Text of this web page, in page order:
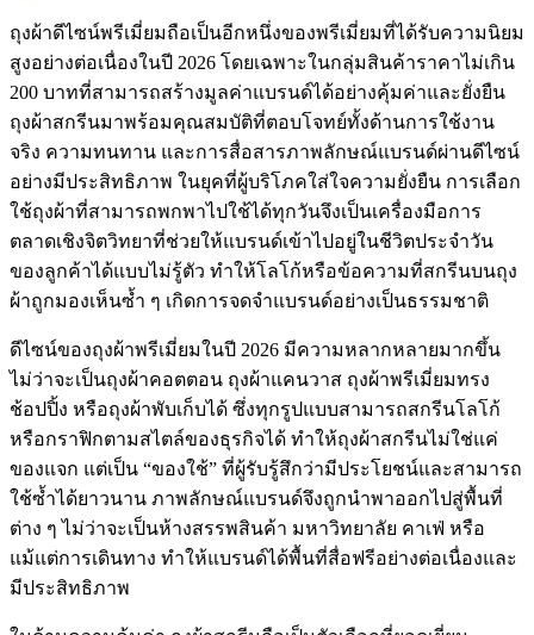
ถุงผ้าดีไซน์พรีเมี่ยมถือเป็นอีกหนึ่งของพรีเมี่ยมที่ได้รับความนิยม
สูงอย่างต่อเนื่องในปี 2026 โดยเฉพาะในกลุ่มสินค้าราคาไม่เกิน
200 บาทที่สามารถสร้างมูลค่าแบรนด์ได้อย่างคุ้มค่าและยั่งยืน
ถุงผ้าสกรีนมาพร้อมคุณสมบัติที่ตอบโจทย์ทั้งด้านการใช้งาน
จริง ความทนทาน และการสื่อสารภาพลักษณ์แบรนด์ผ่านดีไซน์
อย่างมีประสิทธิภาพ ในยุคที่ผู้บริโภคใส่ใจความยั่งยืน การเลือก
ใช้ถุงผ้าที่สามารถพกพาไปใช้ได้ทุกวันจึงเป็นเครื่องมือการ
ตลาดเชิงจิตวิทยาที่ช่วยให้แบรนด์เข้าไปอยู่ในชีวิตประจำวัน
ของลูกค้าได้แบบไม่รู้ตัว ทำให้โลโก้หรือข้อความที่สกรีนบนถุง
ผ้าถูกมองเห็นซ้ำ ๆ เกิดการจดจำแบรนด์อย่างเป็นธรรมชาติ
ดีไซน์ของถุงผ้าพรีเมี่ยมในปี 2026 มีความหลากหลายมากขึ้น
ไม่ว่าจะเป็นถุงผ้าคอตตอน ถุงผ้าแคนวาส ถุงผ้าพรีเมี่ยมทรง
ช้อปปิ้ง หรือถุงผ้าพับเก็บได้ ซึ่งทุกรูปแบบสามารถสกรีนโลโก้
หรือกราฟิกตามสไตล์ของธุรกิจได้ ทำให้ถุงผ้าสกรีนไม่ใช่แค่
ของแจก แต่เป็น “ของใช้” ที่ผู้รับรู้สึกว่ามีประโยชน์และสามารถ
ใช้ซ้ำได้ยาวนาน ภาพลักษณ์แบรนด์จึงถูกนำพาออกไปสู่พื้นที่
ต่าง ๆ ไม่ว่าจะเป็นห้างสรรพสินค้า มหาวิทยาลัย คาเฟ่ หรือ
แม้แต่การเดินทาง ทำให้แบรนด์ได้พื้นที่สื่อฟรีอย่างต่อเนื่องและ
มีประสิทธิภาพ